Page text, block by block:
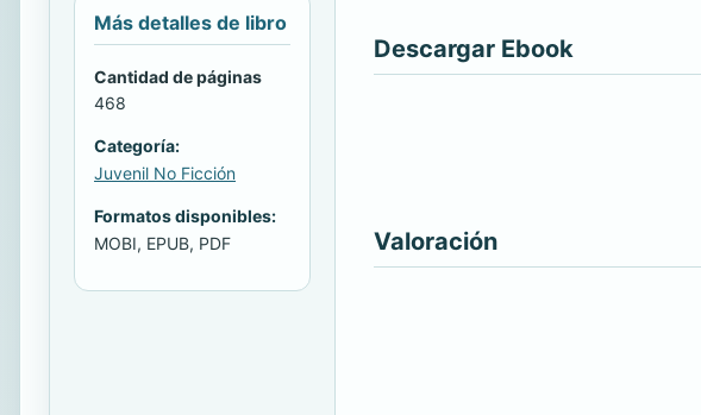
Más detalles de libro
Cantidad de páginas
468
Categoría:
Juvenil No Ficción
Formatos disponibles:
MOBI, EPUB, PDF
Descargar Ebook
Valoración